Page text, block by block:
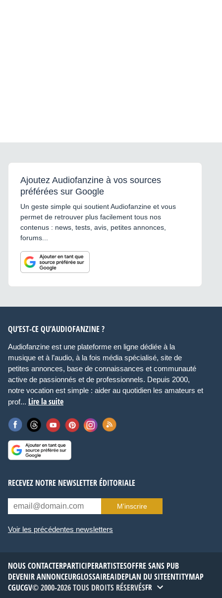
Ajoutez Audiofanzine à vos sources
préférées sur Google
Un geste simple qui soutient Audiofanzine et vous
permet de retrouver plus facilement tous nos
contenus : news, tests, avis, petites annonces,
forums...
QU’EST-CE QU’AUDIOFANZINE ?
Audiofanzine est une plateforme en ligne dédiée à la
musique et à l’audio, à la fois média spécialisé, site de
petites annonces, base de connaissances et communauté
active de passionnés et de professionnels. Depuis 2000,
notre vocation est simple : aider au quotidien les amateurs et
prof... Lire la suite
RECEVEZ NOTRE NEWSLETTER ÉDITORIALE
M’inscrire
Voir les précédentes newsletters
NOUS CONTACTERPARTICIPERARTISTESOFFRE SANS PUB
DEVENIR ANNONCEURGLOSSAIREAIDEPLAN DU SITEENTITYMAP
CGUCGV© 2000-2026 TOUS DROITS RÉSERVÉSFR